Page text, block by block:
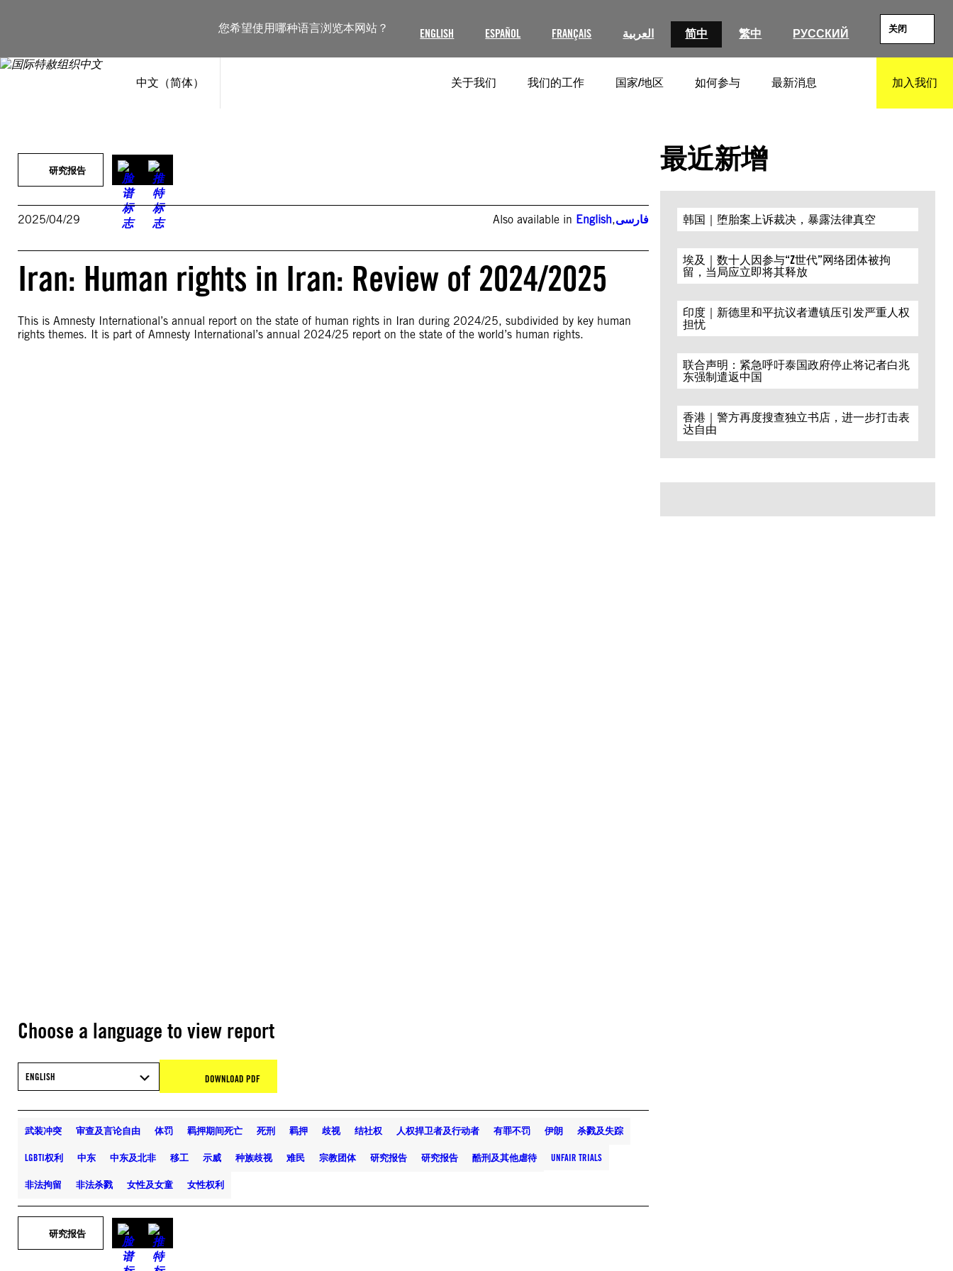
您希望使用哪种语言浏览本网站？ ENGLISH ESPAÑOL FRANÇAIS العربية 简中 繁中 РУССКИЙ 关闭
中文（简体） 关于我们 我们的工作 国家/地区 如何参与 最新消息 加入我们
研究报告
2025/04/29 Also available in English,فارسی
Iran: Human rights in Iran: Review of 2024/2025
This is Amnesty International’s annual report on the state of human rights in Iran during 2024/25, subdivided by key human
rights themes. It is part of Amnesty International’s annual 2024/25 report on the state of the world’s human rights.
Choose a language to view report
ENGLISH DOWNLOAD PDF
武装冲突 审查及言论自由 体罚 羁押期间死亡 死刑 羁押 歧视 结社权 人权捍卫者及行动者 有罪不罚 伊朗 杀戮及失踪
LGBTI权利 中东 中东及北非 移工 示威 种族歧视 难民 宗教团体 研究报告 研究报告 酷刑及其他虐待 UNFAIR TRIALS
非法拘留 非法杀戮 女性及女童 女性权利
研究报告
最近新增
韩国｜堕胎案上诉裁决，暴露法律真空
埃及｜数十人因参与“Z世代”网络团体被拘
留，当局应立即将其释放
印度｜新德里和平抗议者遭镇压引发严重人权
担忧
联合声明：紧急呼吁泰国政府停止将记者白兆
东强制遣返中国
香港｜警方再度搜查独立书店，进一步打击表
达自由